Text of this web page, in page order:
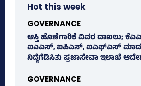
Hot this week
GOVERNANCE
ಆಸ್ತಿ ಹೊಣೆಗಾರಿಕೆ ವಿವರ ದಾಖಲು;
ಐಎಎಸ್‌, ಐಪಿಎಸ್‌, ಐಎಫ್‌ಎಸ್‌ ಮಾದರಿ
ನಿದ್ದೆಗೆಡಿಸಿತು ಪ್ರಜಾಸೇವಾ ಇಲಾಖೆ
GOVERNANCE